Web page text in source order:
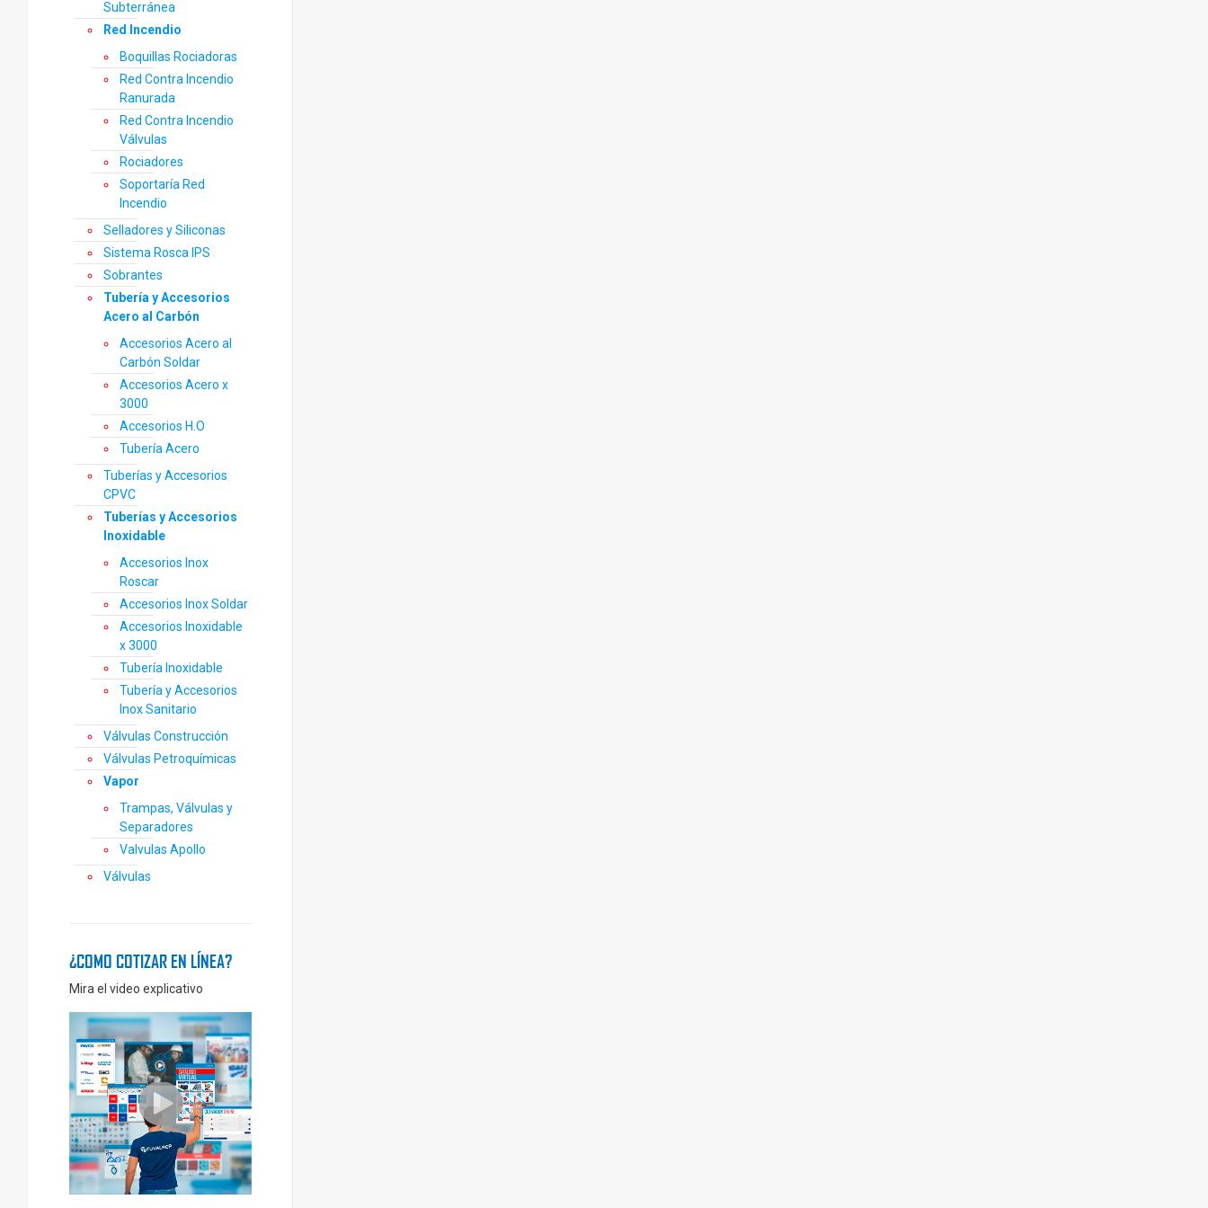
Subterránea
Red Incendio
Boquillas Rociadoras
Red Contra Incendio
Ranurada
Red Contra Incendio
Válvulas
Rociadores
Soportaría Red
Incendio
Selladores y Siliconas
Sistema Rosca IPS
Sobrantes
Tubería y Accesorios
Acero al Carbón
Accesorios Acero al
Carbón Soldar
Accesorios Acero x
3000
Accesorios H.O
Tubería Acero
Tuberías y Accesorios
CPVC
Tuberías y Accesorios
Inoxidable
Accesorios Inox
Roscar
Accesorios Inox Soldar
Accesorios Inoxidable
x 3000
Tubería Inoxidable
Tubería y Accesorios
Inox Sanitario
Válvulas Construcción
Válvulas Petroquímicas
Vapor
Trampas, Válvulas y
Separadores
Valvulas Apollo
Válvulas
¿COMO COTIZAR EN LÍNEA?
Mira el video explicativo